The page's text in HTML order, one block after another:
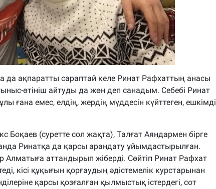
да ақпаратты сараптай келе Ринат Рафхаттың анасы
өтініш айтуды да жөн деп санадым. Себебі Ринат
ғана емес, елдің, жердің мүддесін күйттеген, ешкімді
(суретте сол жақта), Талғат Аяндармен бірге
Ринатқа да қарсы арандату ұйымдастырылған.
Алматыға аттандырып жіберді. Сөйтіп Ринат Рафхат
кісі құқығын қорғаудың әдістемелік курстарынан
қарсы қозғалған қылмыстық істердегі, сот